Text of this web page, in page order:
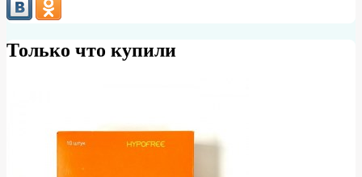
Только что купили